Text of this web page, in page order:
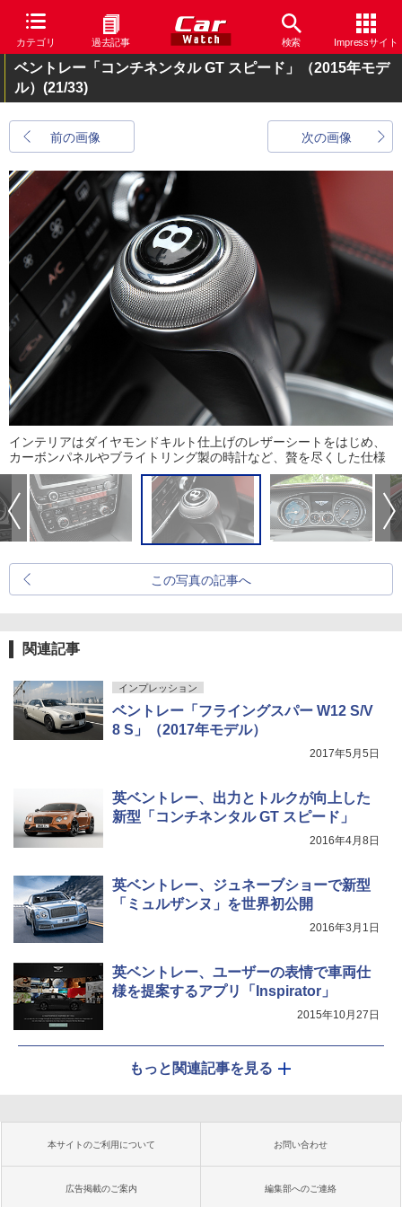
カテゴリ 過去記事 検索 Impressサイト
ベントレー「コンチネンタル GT スピード」（2015年モデ
ル） (21/33)
前の画像 次の画像
インテリアはダイヤモンドキルト仕上げのレザーシートをはじめ、
カーボンパネルやブライトリング製の時計など、贅を尽くした仕様
この写真の記事へ
関連記事
インプレッション
ベントレー「フライングスパー W12 S/V
8 S」（2017年モデル）
2017年5月5日
英ベントレー、出力とトルクが向上した
新型「コンチネンタル GT スピード」
2016年4月8日
英ベントレー、ジュネーブショーで新型
「ミュルザンヌ」を世界初公開
2016年3月1日
英ベントレー、ユーザーの表情で車両仕
様を提案するアプリ「Inspirator」
2015年10月27日
もっと関連記事を見る
本サイトのご利用について お問い合わせ
広告掲載のご案内 編集部へのご連絡